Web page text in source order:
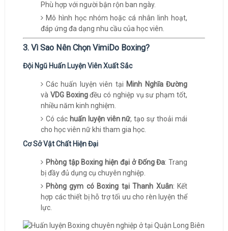
Phù hợp với người bận rộn ban ngày.
Mô hình học nhóm hoặc cá nhân linh hoạt,
đáp ứng đa dạng nhu cầu của học viên.
3. Vì Sao Nên Chọn VimiDo Boxing?
Đội Ngũ Huấn Luyện Viên Xuất Sắc
Các huấn luyện viên tại Minh Nghĩa Đường
và VDG Boxingđều có nghiệp vụ sư phạm tốt,
nhiều năm kinh nghiệm.
Có các huấn luyện viên nữ, tạo sự thoải mái
cho học viên nữ khi tham gia học.
Cơ Sở Vật Chất Hiện Đại
Phòng tập Boxing hiện đại ở Đống Đa: Trang
bị đầy đủ dụng cụ chuyên nghiệp.
Phòng gym có Boxing tại Thanh Xuân: Kết
hợp các thiết bị hỗ trợ tối ưu cho rèn luyện thể
lực.